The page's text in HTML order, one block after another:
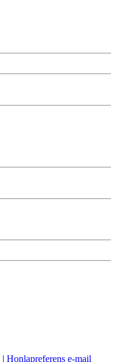
| Honlapreferens e-mail